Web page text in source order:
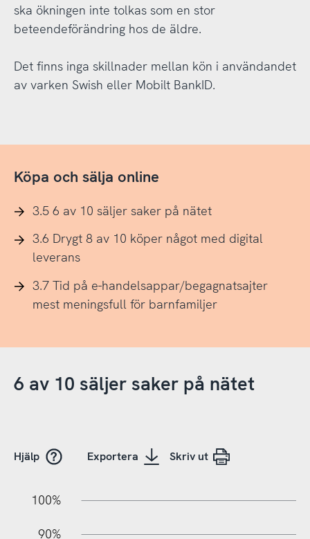
ska ökningen inte tolkas som en stor
beteendeförändring hos de äldre.
Det finns inga skillnader mellan kön i användandet
av varken Swish eller Mobilt BankID.
Köpa och sälja online
3.5 6 av 10 säljer saker på nätet
3.6 Drygt 8 av 10 köper något med digital
leverans
3.7 Tid på e-handelsappar/begagnatsajter
mest meningsfull för barnfamiljer
6 av 10 säljer saker på nätet
Hjälp Exportera Skriv ut
100%
90%